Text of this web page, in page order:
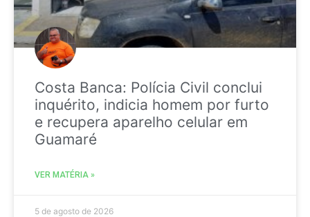
Costa Banca: Polícia Civil conclui
inquérito, indicia homem por furto
e recupera aparelho celular em
Guamaré
VER MATÉRIA »
5 de agosto de 2026